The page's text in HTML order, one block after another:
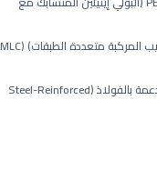
أنابيب MLC (الأنابيب المركبة متعددة الطبقات) (MLC
أنابيب HDPE المدعمة بالفولاذ (Steel-Reinforced